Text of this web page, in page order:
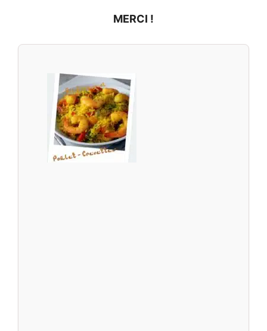
MERCI !